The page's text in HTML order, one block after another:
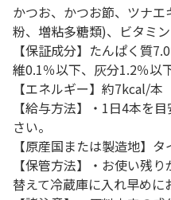
かつお、かつお節、ツナ
粉、増粘多糖類)、ビタミ
【保証成分】たんぱく質
維0.1％以下、灰分1.2％以
【エネルギー】約7kcal/本
【給与方法】・1日4本を
さい。
【原産国または製造地】タ
【保管方法】・お使い残
替えて冷蔵庫に入れ早めに